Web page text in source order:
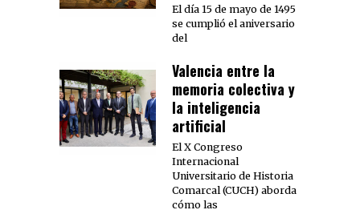
El día 15 de mayo de 1495
se cumplió el aniversario
del
Valencia entre la
memoria colectiva y
la inteligencia
artificial
El X Congreso
Internacional
Universitario de Historia
Comarcal (CUCH) aborda
cómo las